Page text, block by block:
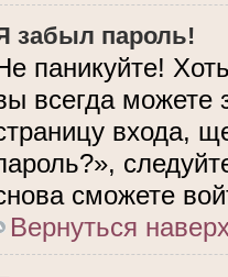
забыл пароль!
паникуйте!
всегда можете
входа,
сможете
Вернуться